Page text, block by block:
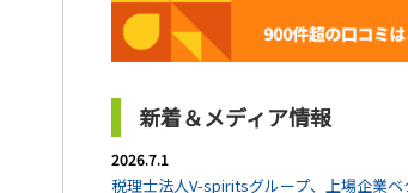
新着＆メディア情報
2026.7.1
税理士法人V-spiritsグループ、上場企業ベ